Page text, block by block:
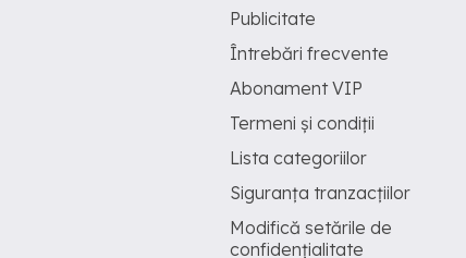
Publicitate
Întrebări frecvente
Abonament VIP
Termeni și condiții
Lista categoriilor
Siguranța tranzacțiilor
Modifică setările de
confidențialitate